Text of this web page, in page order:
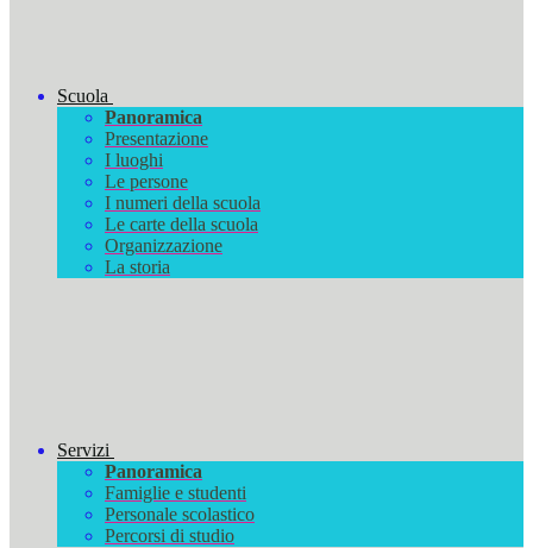
Scuola
Panoramica
Presentazione
I luoghi
Le persone
I numeri della scuola
Le carte della scuola
Organizzazione
La storia
Servizi
Panoramica
Famiglie e studenti
Personale scolastico
Percorsi di studio